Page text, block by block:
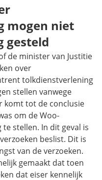
mogen niet
gesteld
de minister van Justitie
over
tolkdienstverlening
stellen vanwege
komt tot de conclusie
om de Woo-
stellen. In dit geval is
beslist. Dit is
van de verzoeken.
gemaakt dat toen
dat eiser kennelijk